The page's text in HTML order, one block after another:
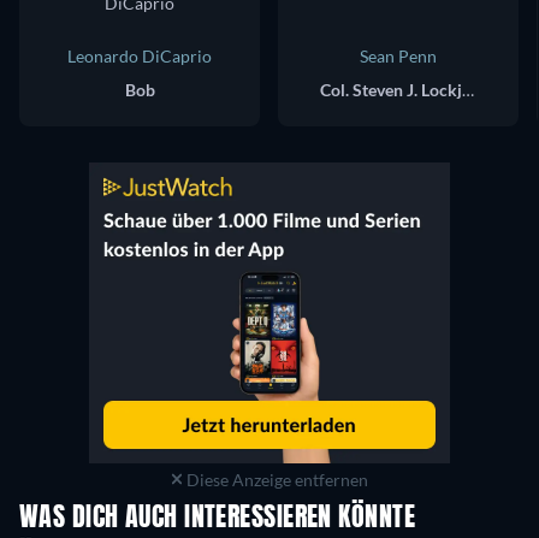
Leonardo DiCaprio
Bob
Sean Penn
Col. Steven J. Lockjaw
Diese Anzeige entfernen
WAS DICH AUCH INTERESSIEREN KÖNNTE